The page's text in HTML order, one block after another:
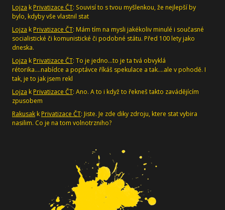
Lojza k Privatizace ČT: Souvisí to s tvou myšlenkou, že nejlepší by
bylo, kdyby vše vlastnil stat
Lojza k Privatizace ČT: Mám tím na mysli jakékoliv minulé i současné
socialistické či komunistické či podobné státu. Před 100 lety jako
dneska.
Lojza k Privatizace ČT: To je jedno...to je ta tvá obvyklá
rétorika....nabídce a poptávce říkáš spekulace a tak....ale v pohodě. I
tak, je to jak jsem rekl
Lojza k Privatizace ČT: Ano. A to i když to řekneš takto zavádějícím
zpusobem
Rakusak k Privatizace ČT: Jiste. Je zde diky zdroju, ktere stat vybira
nasilim. Co je na tom volnotrzniho?